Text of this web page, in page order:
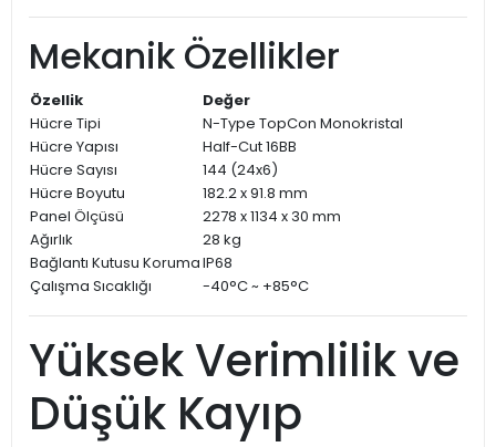
Mekanik Özellikler
Özellik
Değer
Hücre Tipi
N-Type TopCon Monokristal
Hücre Yapısı
Half-Cut 16BB
Hücre Sayısı
144 (24x6)
Hücre Boyutu
182.2 x 91.8 mm
Panel Ölçüsü
2278 x 1134 x 30 mm
Ağırlık
28 kg
Bağlantı Kutusu KorumaIP68
Çalışma Sıcaklığı
-40°C ~ +85°C
Yüksek Verimlilik ve
Düşük Kayıp